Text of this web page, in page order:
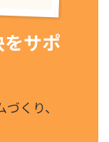
サポ
くり、